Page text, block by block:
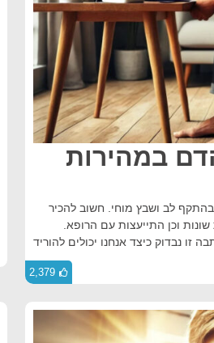
במהירות
לב ושבץ מוחי. חשוב להכיר
וכן התייעצות עם הרופא.
להקפיד על לחץ דם נמוך מ-120/80 ובכתבה זו נבדוק כיצד אנחנו יכולים להוריד
2,379